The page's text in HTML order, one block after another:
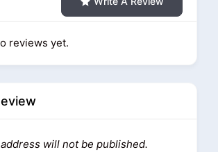
reviews yet.
will not be published.